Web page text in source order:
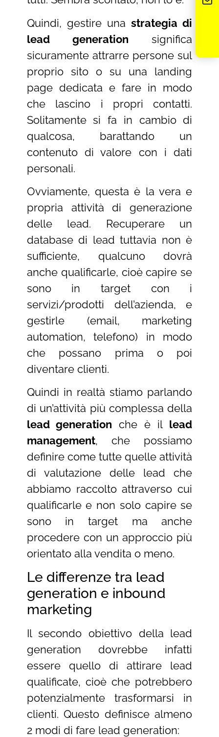
Quindi, gestire unastrategia di
lead generation significa
sicuramente attrarre persone sul
proprio sito o su una landing
page dedicata e fare in modo
che lascino i propri contatti.
Solitamente si fa in cambio di
qualcosa, barattando un
contenuto di valore con i dati
personali.
Ovviamente, questa è la vera e
propria attività di generazione
delle lead. Recuperare un
database di lead tuttavia non è
sufficiente, qualcuno dovrà
anche qualificarle, cioè capire se
sono in target con i
servizi/prodotti dell’azienda, e
gestirle (email, marketing
automation, telefono) in modo
che possano prima o poi
diventare clienti.
Quindi in realtà stiamo parlando
di un’attività più complessa della
lead generation che è il lead
management, che possiamo
definire come tutte quelle attività
di valutazione delle lead che
abbiamo raccolto attraverso cui
qualificarle e non solo capire se
sono in target ma anche
procedere con un approccio più
orientato alla vendita o meno.
Le differenze tra lead
generation e inbound
marketing
Il secondo obiettivo della lead
generation dovrebbe infatti
essere quello di attirare lead
qualificate, cioè che potrebbero
potenzialmente trasformarsi in
clienti. Questo definisce almeno
2 modi di fare lead generation: